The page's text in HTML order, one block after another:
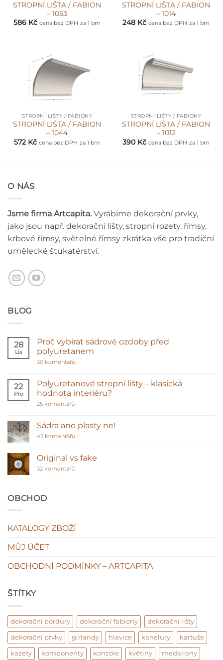
STROPNÍ LIŠTA / FABION
– 1053
586 Kč cena bez DPH za 1 bm
STROPNÍ LIŠTA / FABION
– 1014
248 Kč cena bez DPH za 1 bm
STROPNÍ LIŠTY / FABIONY
STROPNÍ LIŠTA / FABION
– 1044
572 Kč cena bez DPH za 1 bm
STROPNÍ LIŠTY / FABIONY
STROPNÍ LIŠTA / FABION
– 1012
390 Kč cena bez DPH za 1 bm
O NÁS
Jsme firma Artcapita. Vyrábíme dekorační prvky,
jako jsou např. dekorační lišty, stropní rozety, římsy,
krbové římsy, světelné římsy zkrátka vše pro tradiční
umělecké štukatérství.
BLOG
28
Lis
Proč vybírat sádrové ozdoby před
polyuretanem
30 komentářůu
názvem
Proč
vybírat
22
Pro
Polyuretanové stropní lišty – klasická
hodnota interiéru?
25 komentářůu
názvem
Polyuretanové
stropní
klasická
hodnota
interiéru?
Sádra ano plasty ne!
42 komentářůu
názvem
Sádra
Original vs fake
32 komentářůu
OBCHOD
KATALOGY ZBOŽÍ
MŮJ ÚČET
OBCHODNÍ PODMÍNKY – ARTCAPITA
ŠTÍTKY
dekorační bordury dekorační fabiony dekorační lišty
dekorační prvky girlandy hlavice kanelury kartuše
kazety komponenty konzole květiny medailony